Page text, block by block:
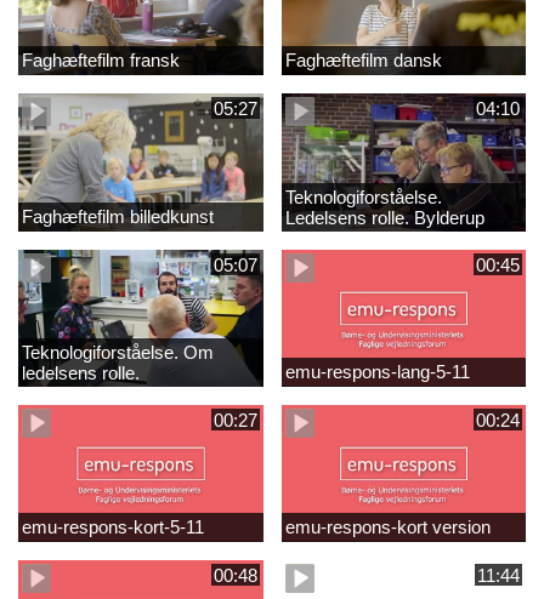
Faghæftefilm fransk Faghæftefilm dansk
05:27
Faghæftefilm billedkunst
04:10
Teknologiforståelse.
Ledelsens rolle. Bylderup
Skole
05:07
Teknologiforståelse. Om
ledelsens rolle.
Sofiendalskolen
00:45
emu-respons-lang-5-11
00:27
emu-respons-kort-5-11
00:24
emu-respons-kort version
00:48 11:44